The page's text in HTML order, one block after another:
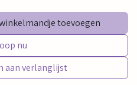
toevoegen
nu
aan verlanglijst